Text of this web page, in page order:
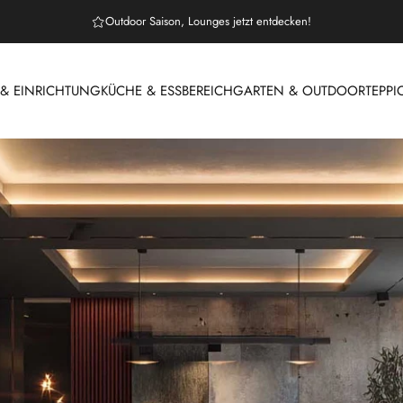
Outdoor Saison, Lounges jetzt entdecken!
EINRICHTUNGKÜCHE & ESSBEREICHGARTEN & OUTDOOR